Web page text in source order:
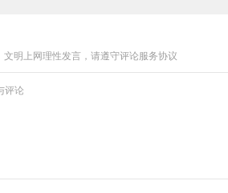
文明上网理性发言，请遵守评论服务协议